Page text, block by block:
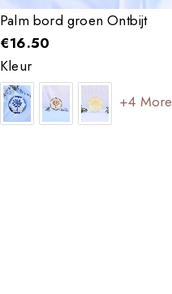
Palm bord groen Ontbijt
€16.50
Kleur
+4 More